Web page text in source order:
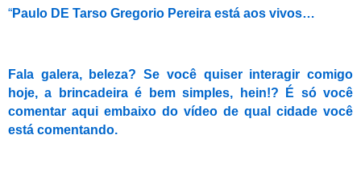
“Paulo DE Tarso Gregorio Pereira está aos vivos…
Fala galera, beleza? Se você quiser interagir comigo
hoje, a brincadeira é bem simples, hein!? É só você
comentar aqui embaixo do vídeo de qual cidade você
está comentando.